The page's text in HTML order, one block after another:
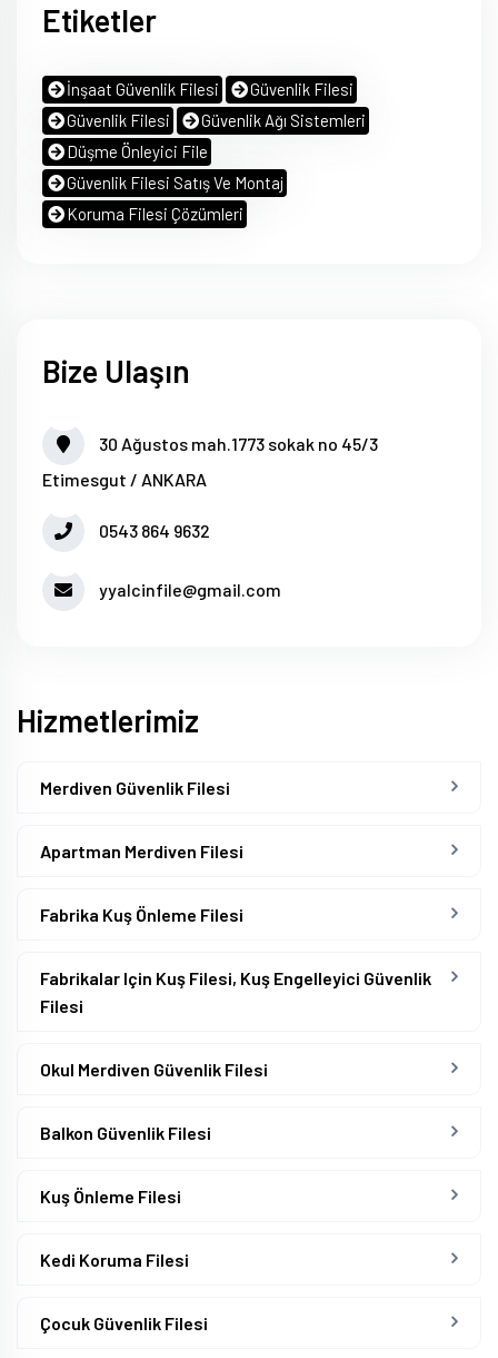
Etiketler
İnşaat Güvenlik Filesi
Güvenlik Filesi
Güvenlik Filesi
Güvenlik Ağı Sistemleri
Düşme Önleyici File
Güvenlik Filesi Satış Ve Montaj
Koruma Filesi Çözümleri
Bize Ulaşın
30 Ağustos mah.1773 sokak no 45/3
Etimesgut / ANKARA
0543 864 9632
yyalcinfile@gmail.com
Hizmetlerimiz
Merdiven Güvenlik Filesi
Apartman Merdiven Filesi
Fabrika Kuş Önleme Filesi
Fabrikalar Için Kuş Filesi, Kuş Engelleyici Güvenlik
Filesi
Okul Merdiven Güvenlik Filesi
Balkon Güvenlik Filesi
Kuş Önleme Filesi
Kedi Koruma Filesi
Çocuk Güvenlik Filesi